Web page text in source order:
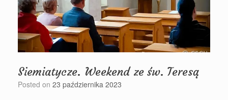
Siemiatycze. Weekend ze św. Teresą
Posted on 23 października 2023